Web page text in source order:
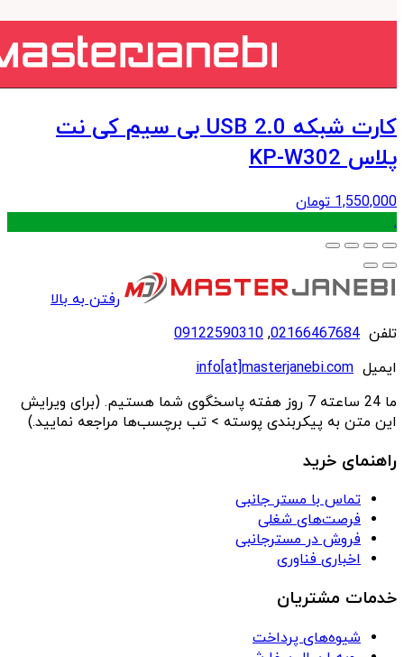
کارت شبکه USB 2.0 بی سیم کی نت
پلاس KP-W302
1,550,000 تومان
.
رفتن به بالا
تلفن 02166467684
,
09122590310
ایمیل info[at]masterjanebi.com
ما 24 ساعته 7 روز هفته پاسخگوی شما هستیم. (برای ویرایش
این متن به پیکربندی پوسته > تب برچسب‌ها مراجعه نمایید.)
راهنمای خرید
تماس با مستر جانبی
فرصت‌های شغلی
فروش در مسترجانبی
اخباری فناوری
خدمات مشتریان
شیوه‌های پرداخت